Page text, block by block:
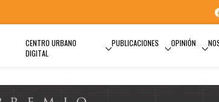
CENTRO URBANO
DIGITAL
PUBLICACIONES OPINIÓN